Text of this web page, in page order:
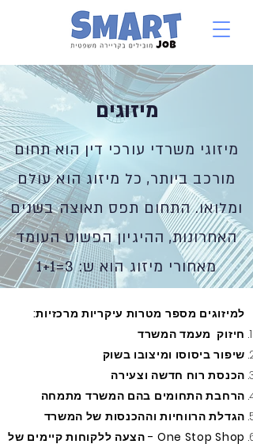
מיזוגים
מיזוגי משרדי עורכי דין הוא תחום
מורכב ביותר, כל מיזוג הוא עולם
ומלואו. התחום תפס תאוצה בשנים
האחרונות, ההיגיון הפשוט העומד
מאחורי מיזוג הוא ש: 3=1+1
למיזוגים מספר מטרות עיקריות מרכזיות:
חיזוק מעמד המשרד
שיפור ביסוסו ומיצובו בשוק
הכנסת רוח חדשה וצעירה
הרחבת התחומים בהם המשרד מתמחה
הגדלת הרווחיותוההכנסות של המשרד
One Stop Shop - הצעה ללקוחות קיימים של